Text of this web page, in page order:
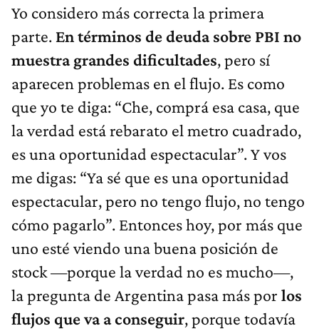
Yo considero más correcta la primera
parte. En términos de deuda sobre PBI no
muestra grandes dificultades, pero sí
aparecen problemas en el flujo. Es como
que yo te diga: “Che, comprá esa casa, que
la verdad está rebarato el metro cuadrado,
es una oportunidad espectacular”. Y vos
me digas: “Ya sé que es una oportunidad
espectacular, pero no tengo flujo, no tengo
cómo pagarlo”. Entonces hoy, por más que
uno esté viendo una buena posición de
stock —porque la verdad no es mucho—,
la pregunta de Argentina pasa más por los
flujos que va a conseguir, porque todavía